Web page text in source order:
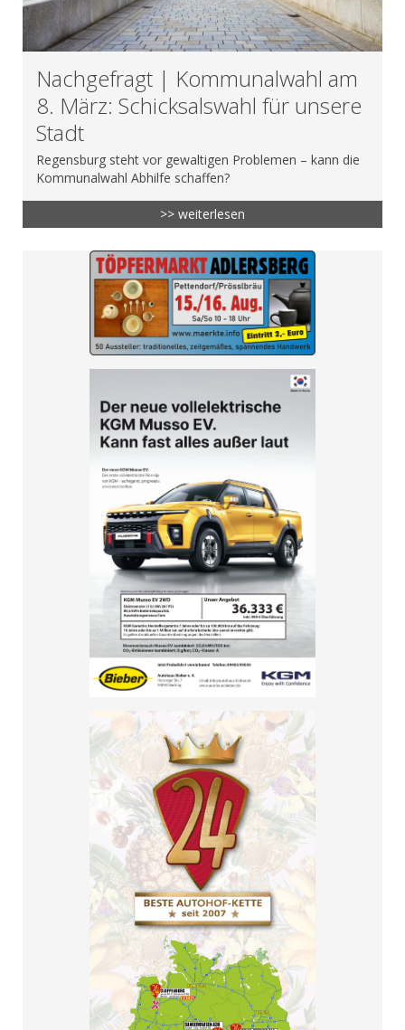
Nachgefragt | Kommunalwahl am
8. März: Schicksalswahl für unsere
Stadt
Regensburg steht vor gewaltigen Problemen – kann die
Kommunalwahl Abhilfe schaffen?
>> weiterlesen